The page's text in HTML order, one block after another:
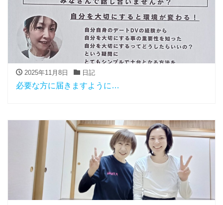
2025年11月8日 日記
必要な方に届きますように…